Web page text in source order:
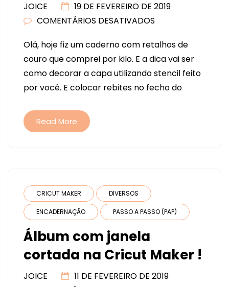
JOICE
19 DE FEVEREIRO DE 2019
COMENTÁRIOS DESATIVADOS
DE
COURO.
DICAS
PARA
Olá, hoje fiz um caderno com retalhos de
couro que comprei por kilo. E a dica vai ser
como decorar a capa utilizando stencil feito
por você. E colocar rebites no fecho do
Read More
CRICUT MAKER DIVERSOS
ENCADERNAÇÃO PASSO A PASSO (PAP)
Álbum com janela
cortada na Cricut Maker !
JOICE
11 DE FEVEREIRO DE 2019